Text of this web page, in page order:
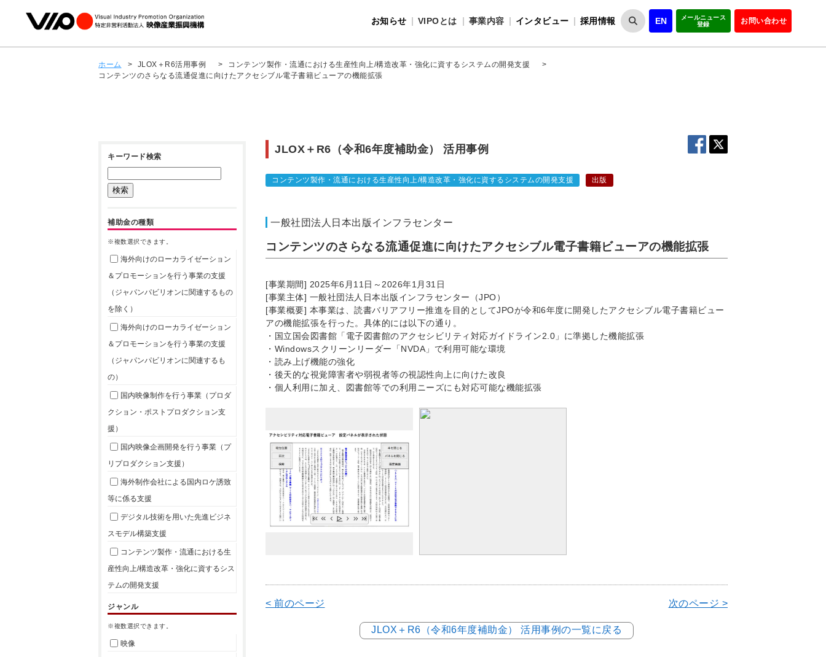
お知らせ VIPOとは
VIPOとは
事業内容
インタビュー 採用情報 EN
メールニュース
登録
お問い合わせ
ホーム > JLOX＋R6活用事例 > コンテンツ製作・流通における生産性向上/構造改革・強化に資するシステムの開発支援
>
コンテンツのさらなる流通促進に向けたアクセシブル電子書籍ビューアの機能拡張
JLOX＋R6（令和6年度補助金） 活用事例
コンテンツ製作・流通における生産性向上/構造改革・強化に資するシステムの開発支援 出版
一般社団法人日本出版インフラセンター
コンテンツのさらなる流通促進に向けたアクセシブル電子書籍ビューアの機能拡張
[事業期間] 2025年6月11日～2026年1月31日
[事業主体] 一般社団法人日本出版インフラセンター（JPO）
[事業概要] 本事業は、読書バリアフリー推進を目的としてJPOが令和6年度に開発したアクセシブル電子書籍ビュー
アの機能拡張を行った。具体的には以下の通り。
・国立国会図書館「電子図書館のアクセシビリティ対応ガイドライン2.0」に準拠した機能拡張
・Windowsスクリーンリーダー「NVDA」で利用可能な環境
・読み上げ機能の強化
・後天的な視覚障害者や弱視者等の視認性向上に向けた改良
・個人利用に加え、図書館等での利用ニーズにも対応可能な機能拡張
< 前のページ 次のページ >
JLOX＋R6（令和6年度補助金） 活用事例の一覧に戻る
キーワード検索
補助金の種類
※複数選択できます。
海外向けのローカライゼーション
＆プロモーションを行う事業の支援
（ジャパンパビリオンに関連するもの
を除く）
海外向けのローカライゼーション
＆プロモーションを行う事業の支援
（ジャパンパビリオンに関連するも
の）
国内映像制作を行う事業（プロダ
クション・ポストプロダクション支
援）
国内映像企画開発を行う事業（プ
リプロダクション支援）
海外制作会社による国内ロケ誘致
等に係る支援
デジタル技術を用いた先進ビジネ
スモデル構築支援
コンテンツ製作・流通における生
産性向上/構造改革・強化に資するシス
テムの開発支援
ジャンル
※複数選択できます。
映像